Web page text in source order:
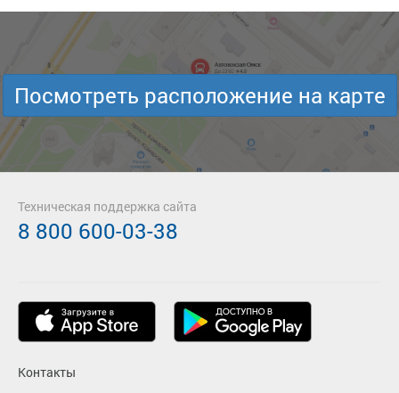
Посмотреть расположение на карте
Контакты
Техническая поддержка сайта
8 800 600-03-38